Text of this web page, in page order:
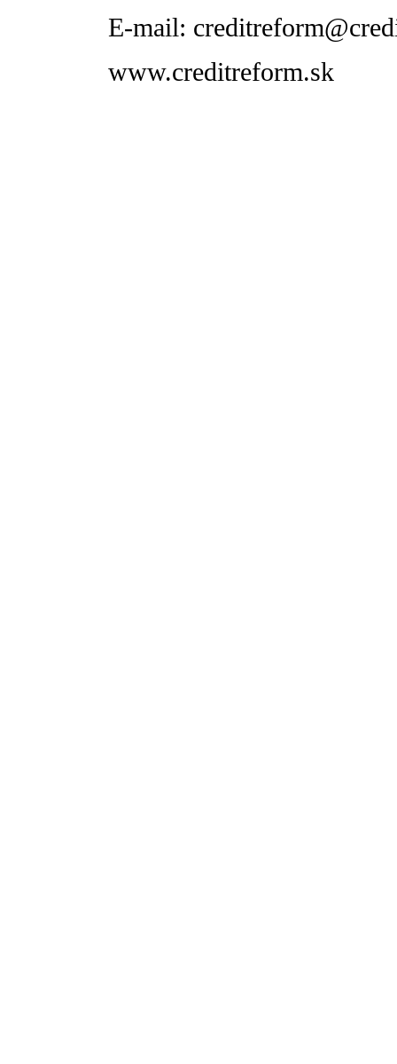
E-mail:
www.creditreform.sk